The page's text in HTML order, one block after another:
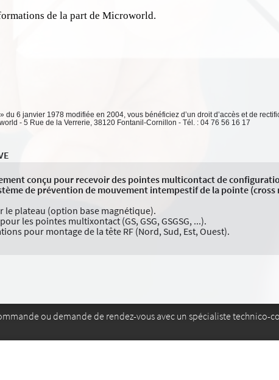
de la part de Microworld.
6 janvier 1978 modifiée en 2004, vous bénéficiez d’un droit d’accès et de
- 5 Rue de la Verrerie, 38120 Fontanil-Cornillon - Tél. : 04 76 56 16 17
conçu pour recevoir des pointes multicontact de
de prévention de mouvement intempestif de la pointe
le plateau (option base magnétique).
les pointes multixontact (GS, GSG, GSGSG, ...).
pour montage de la tête RF (Nord, Sud, Est, Ouest).
ou demande de rendez-vous avec un spécialiste technico-